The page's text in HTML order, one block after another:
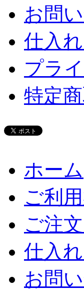
お問
仕入
プラ
特定
ホーム
ご利
ご注
仕入
お問